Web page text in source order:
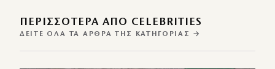
ΠΕΡΙΣΣΌΤΕΡΑ ΑΠΌ CELEBRITIES
ΔΕΊΤΕ ΌΛΑ ΤΑ ΆΡΘΡΑ ΤΗΣ ΚΑΤΗΓΟΡΊΑΣ →